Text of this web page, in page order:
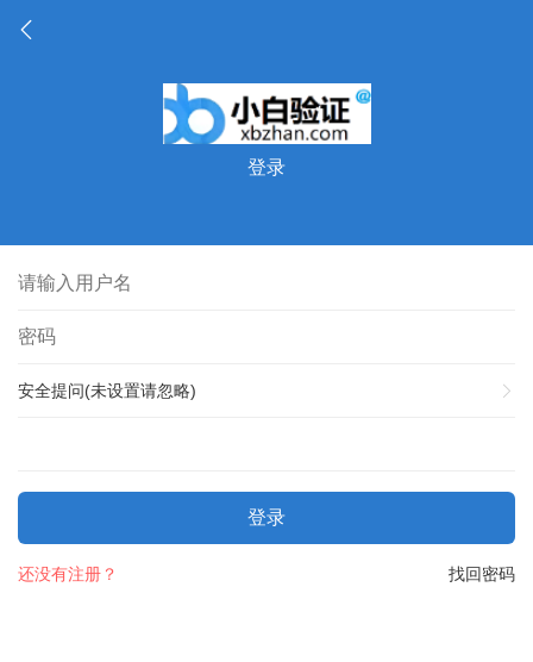
登录
安全提问(未设置请忽略)
登录
找回密码
还没有注册？